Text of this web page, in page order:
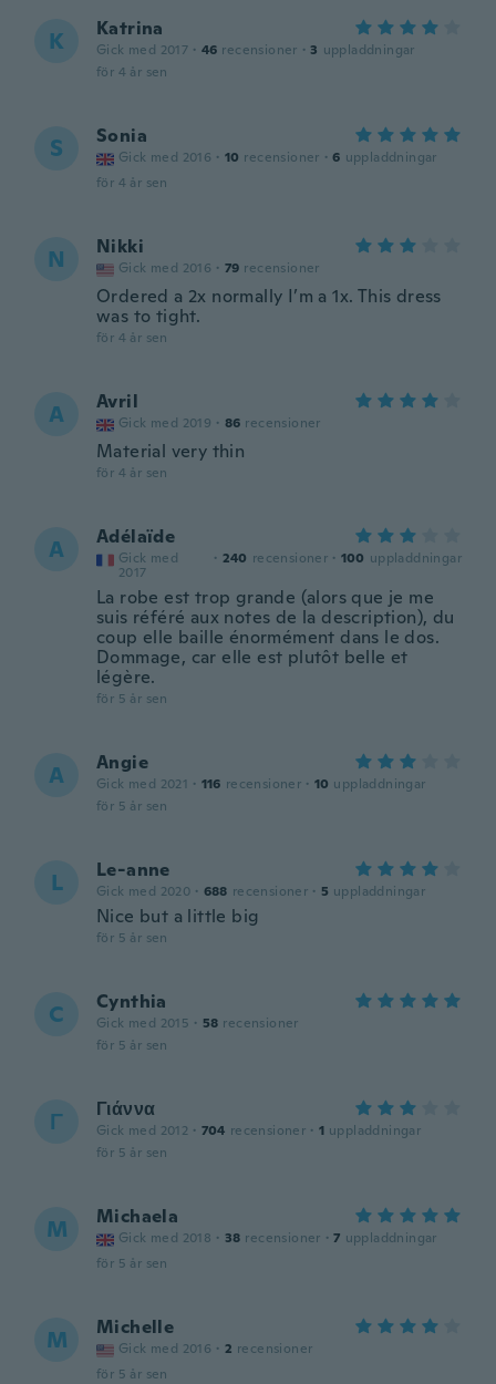
K Katrina
Gick med 2017 · 46 recensioner · 3 uppladdningar
för 4 år sen
S Sonia
Gick med 2016 · 10 recensioner · 6 uppladdningar
för 4 år sen
N Nikki
Gick med 2016 · 79 recensioner
Ordered a 2x normally I’m a 1x. This dress
was to tight.
för 4 år sen
A Avril
Gick med 2019 · 86 recensioner
Material very thin
för 4 år sen
A Adélaïde
Gick med
2017
· 240 recensioner · 100 uppladdningar
La robe est trop grande (alors que je me
suis référé aux notes de la description), du
coup elle baille énormément dans le dos.
Dommage, car elle est plutôt belle et
légère.
för 5 år sen
A Angie
Gick med 2021 · 116 recensioner · 10 uppladdningar
för 5 år sen
L Le-anne
Gick med 2020 · 688 recensioner · 5 uppladdningar
Nice but a little big
för 5 år sen
C Cynthia
Gick med 2015 · 58 recensioner
för 5 år sen
Γ Γιάννα
Gick med 2012 · 704 recensioner · 1 uppladdningar
för 5 år sen
M Michaela
Gick med 2018 · 38 recensioner · 7 uppladdningar
för 5 år sen
M Michelle
Gick med 2016 · 2 recensioner
för 5 år sen